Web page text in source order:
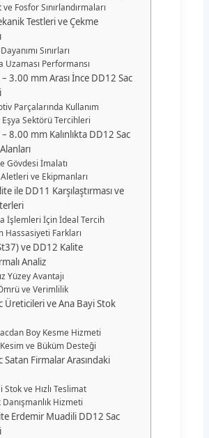
ve Fosfor Sınırlandırmaları
Testleri ve Çekme
Sınırları
Uzaması Performansı
3.00 mm Arası İnce DD12 Sac
Parçalarında Kullanım
Eşya Sektörü Tercihleri
8.00 mm Kalınlıkta DD12 Sac
Gövdesi İmalatı
Aletleri ve Ekipmanları
ile DD11 Karşılaştırması ve
İşlemleri İçin İdeal Tercih
Hassasiyeti Farkları
ve DD12 Kalite
Analiz
Yüzey Avantajı
ve Verimlilik
Üreticileri ve Ana Bayi Stok
Boy Kesme Hizmeti
ve Büküm Desteği
Satan Firmalar Arasındaki
Stok ve Hızlı Teslimat
Danışmanlık Hizmeti
Erdemir Muadili DD12 Sac